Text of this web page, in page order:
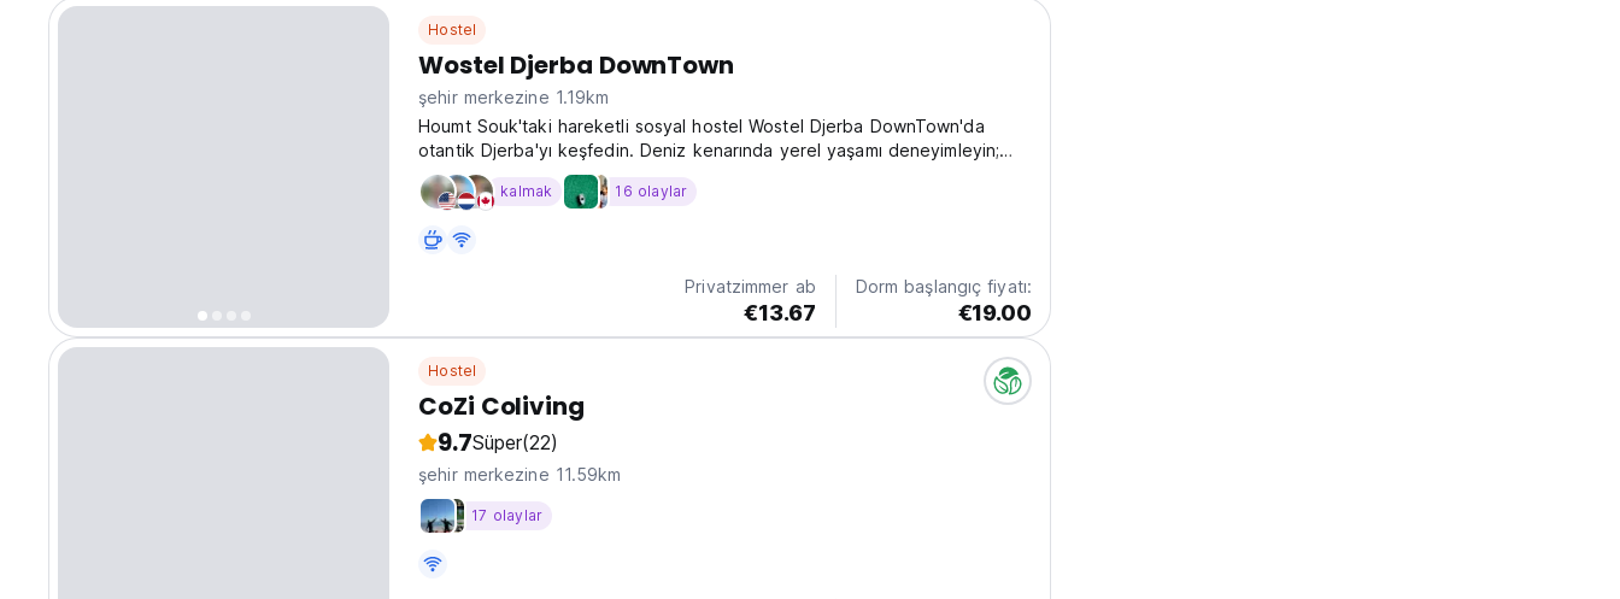
Hostel
Wostel Djerba DownTown
şehir merkezine 1.19km
Houmt Souk'taki hareketli sosyal hostel Wostel Djerba DownTown'da
otantik Djerba'yı keşfedin. Deniz kenarında yerel yaşamı deneyimleyin;
topluluk ve Tunus misafirperverliği arayan yalnız gezginler için ideal.
(Auto-translated from original language)
kalmak 16 olaylar
Privatzimmer ab
€13.67
Dorm başlangıç fiyatı:
€19.00
Hostel
CoZi Coliving
9.7Süper(22)
şehir merkezine 11.59km
17 olaylar